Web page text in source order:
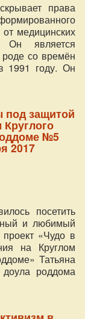
права
медицинских
является
со времён
1991 году. Он
под защитой
№5
2017
посетить
и любимый
«Чудо в
на Круглом
Татьяна
роддома
Говсеев Д.А.),